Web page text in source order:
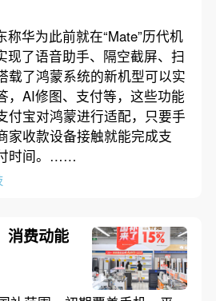
华为此前就在“Mate”历代机
现了语音助手、隔空截屏、扫
载了鸿蒙系统的新机型可以实
，AI修图、支付等，这些功能
付宝对鸿蒙进行适配，只要手
家收款设备接触就能完成支
时间。……
消费动能